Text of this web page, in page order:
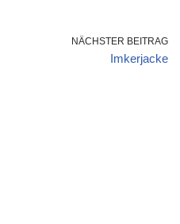
NÄCHSTER BEITRAG
Imkerjacke